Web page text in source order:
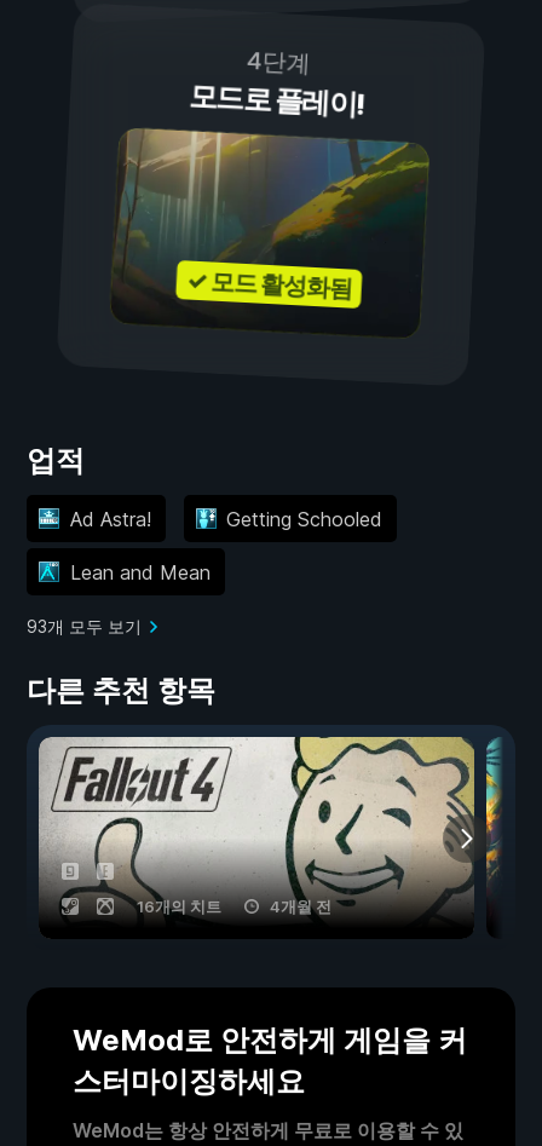
4단계
모드로 플레이!
✓ 모드 활성화됨
업적
Ad Astra! Getting Schooled
Lean and Mean
93개 모두 보기
다른 추천 항목
16개의 치트 4개월 전
WeMod로 안전하게 게임을 커
스터마이징하세요
WeMod는 항상 안전하게 무료로 이용할 수 있